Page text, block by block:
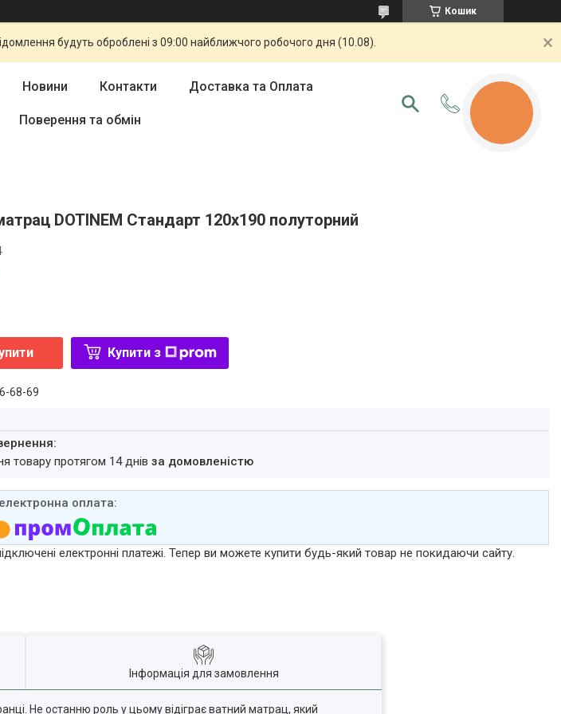
Кошик
будуть оброблені з 09:00 найближчого робочого дня (10.08).
Новини Контакти Доставка та Оплата
Поверення та обмін
DOTINEM Стандарт 120х190 полуторний
Купити з
68-69
товару протягом 14 днівза домовленістю
електронні платежі. Тепер ви можете купити будь-який товар не покидаючи сайту.
Інформація для замовлення
Не останню роль у цьому відіграє ватний матрац, який